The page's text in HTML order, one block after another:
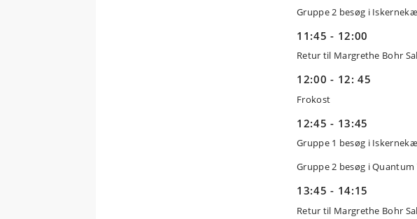
Gruppe 2 besøg i
11:45 - 12:00
Retur til Margrethe Bohr
12:00 - 12: 45
Frokost
12:45 - 13:45
Gruppe 1 besøg i
Gruppe 2 besøg i Quantum
13:45 - 14:15
Retur til Margrethe Bohr